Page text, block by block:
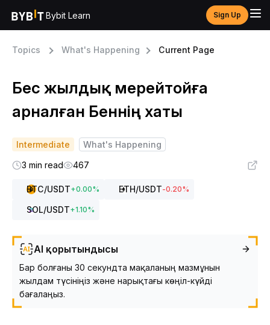
Bybit Learn Sign Up
Topics What's Happening Current Page
Бес жылдық мерейтойға
арналған Беннің хаты
Intermediate
What's Happening
3 min read
467
BTC/USDT+0.00% ETH/USDT-0.20%
SOL/USDT+1.10%
AI қорытындысы
Бар болғаны 30 секундта мақаланың мазмұнын
жылдам түсініңіз және нарықтағы көңіл-күйді
бағалаңыз.